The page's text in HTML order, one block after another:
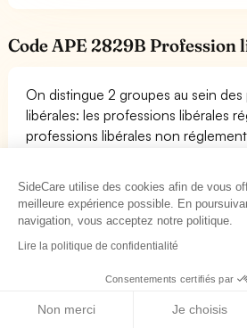
Code APE 2829B Profession
On distingue 2 groupes au sein
libérales: les professions libérales
professions libérales non
libérales la caisse de retraite
pour chaque code APE, un
caisse de retraite bien précise en
APE.
Voici le lien pour accéder au
publics permettant de connaître la
libérales et caisse de retraite
SideCare utilise des cookies afin de vous
meilleure expérience possible. En
navigation, vous acceptez notre politique.
Lire la politique de confidentialité
Consentements certifiés par
Non merci Je choisis